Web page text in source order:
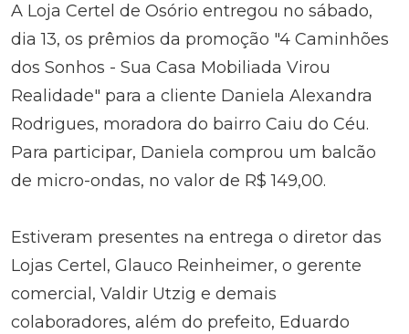
A Loja Certel de Osório entregou no sábado,
dia 13, os prêmios da promoção "4 Caminhões
dos Sonhos - Sua Casa Mobiliada Virou
Realidade" para a cliente Daniela Alexandra
Rodrigues, moradora do bairro Caiu do Céu.
Para participar, Daniela comprou um balcão
de micro-ondas, no valor de R$ 149,00.
Estiveram presentes na entrega o diretor das
Lojas Certel, Glauco Reinheimer, o gerente
comercial, Valdir Utzig e demais
colaboradores, além do prefeito, Eduardo